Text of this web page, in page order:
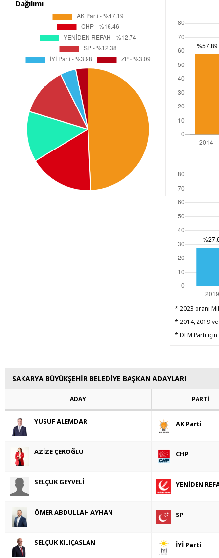
Dağılımı
* 2023 oranı
* 2014, 2019
* DEM Parti için
SAKARYA BÜYÜKŞEHİR BELEDİYE BAŞKAN ADAYLARI
ADAY PARTİ
YUSUF ALEMDAR AK Parti
AZİZE ÇEROĞLU CHP
SELÇUK GEYVELİ YENİDEN
ÖMER ABDULLAH AYHAN SP
SELÇUK KILIÇASLAN İYİ Parti